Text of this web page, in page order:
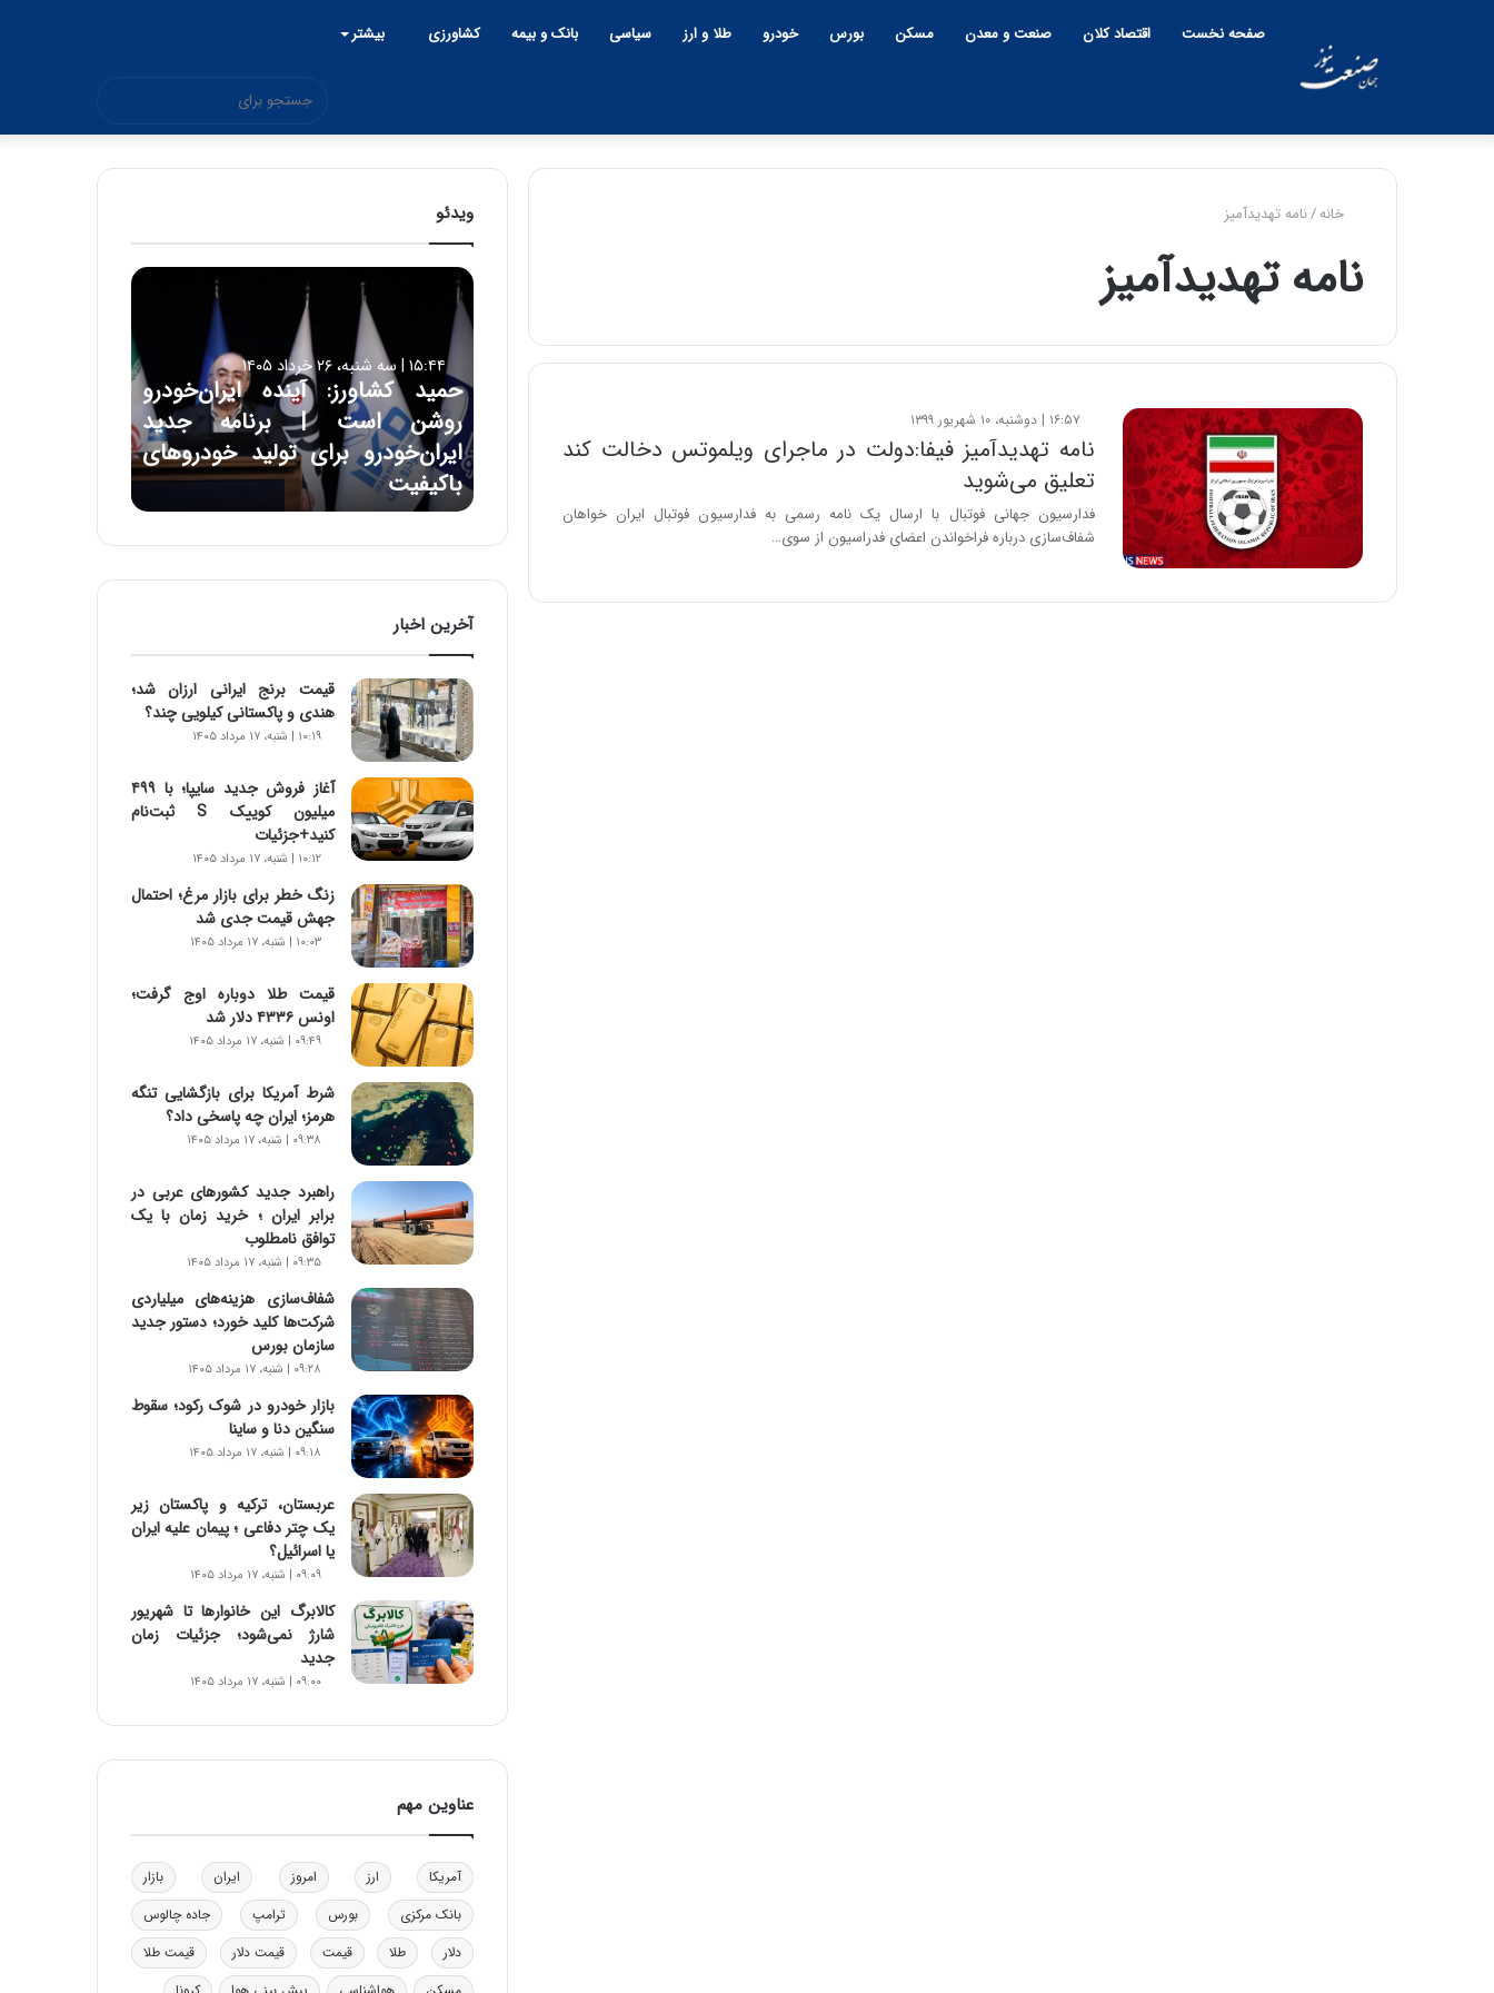
صفحه نخست اقتصاد کلان صنعت و معدن مسکن بورس خودرو طلا و ارز سیاسی بانک و بیمه کشاورزی بیشتر
برای
خانه/نامه تهدیدآمیز
نامه تهدیدآمیز
۱۶:۵۷ | دوشنبه، ۱۰ شهریور ۱۳۹۹
نامه تهدیدآمیز فیفا:دولت در ماجرای ویلموتس دخالت کند
تعلیق می‌شوید
فدارسیون جهانی فوتبال با ارسال یک نامه رسمی به فدارسیون فوتبال ایران خواهان
شفاف‌سازی درباره فراخواندن اعضای فدراسیون از سوی…
ویدئو
ح
ی
ش
و
ر
ز
:
ن
ه
ا
ر
ا
ن‌
و
د
ر
و
ر
و
ش
ن
س
ت
|
ر
ن
ا
م
ه
ج
د
ی
ا
ی
ر
ن‌
خ
و
د
ر
و
ب
ر
ی
ت
و
ل
د
د
و
ه
ا
ی
ب
ا
ک
۱۵:۴۴ | سه شنبه، ۲۶ خرداد ۱۴۰۵
حمید کشاورز: آینده ایران‌خودرو
روشن است | برنامه جدید
ایران‌خودرو برای تولید خودروهای
باکیفیت
آخرین اخبار
قیمت برنج ایرانی ارزان شد؛
هندی و پاکستانی کیلویی چند؟
۱۰:۱۹ | شنبه، ۱۷ مرداد ۱۴۰۵
آغاز فروش جدید سایپا؛ با ۴۹۹
میلیون کوییک S ثبت‌نام
کنید+جزئیات
۱۰:۱۲ | شنبه، ۱۷ مرداد ۱۴۰۵
زنگ خطر برای بازار مرغ؛ احتمال
جهش قیمت جدی شد
۱۰:۰۳ | شنبه، ۱۷ مرداد ۱۴۰۵
قیمت طلا دوباره اوج گرفت؛
اونس ۴۳۳۶ دلار شد
۰۹:۴۹ | شنبه، ۱۷ مرداد ۱۴۰۵
شرط آمریکا برای بازگشایی تنگه
هرمز؛ ایران چه پاسخی داد؟
۰۹:۳۸ | شنبه، ۱۷ مرداد ۱۴۰۵
راهبرد جدید کشورهای عربی در
برابر ایران ؛ خرید زمان با یک
توافق نامطلوب
۰۹:۳۵ | شنبه، ۱۷ مرداد ۱۴۰۵
شفاف‌سازی هزینه‌های میلیاردی
شرکت‌ها کلید خورد؛ دستور جدید
سازمان بورس
۰۹:۲۸ | شنبه، ۱۷ مرداد ۱۴۰۵
بازار خودرو در شوک رکود؛ سقوط
سنگین دنا و ساینا
۰۹:۱۸ | شنبه، ۱۷ مرداد ۱۴۰۵
عربستان، ترکیه و پاکستان زیر
یک چتر دفاعی ؛ پیمان علیه ایران
یا اسرائیل؟
۰۹:۰۹ | شنبه، ۱۷ مرداد ۱۴۰۵
کالابرگ این خانوارها تا شهریور
شارژ نمی‌شود؛ جزئیات زمان
جدید
۰۹:۰۰ | شنبه، ۱۷ مرداد ۱۴۰۵
عناوین مهم
آمریکا ارز امروز ایران
بازار
بانک مرکزی
بورس ترامپ
جاده چالوس
دلار
طلا قیمت قیمت دلار
قیمت طلا